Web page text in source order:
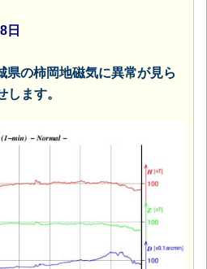
日
県の柿岡地磁気に異常が見ら
ます。